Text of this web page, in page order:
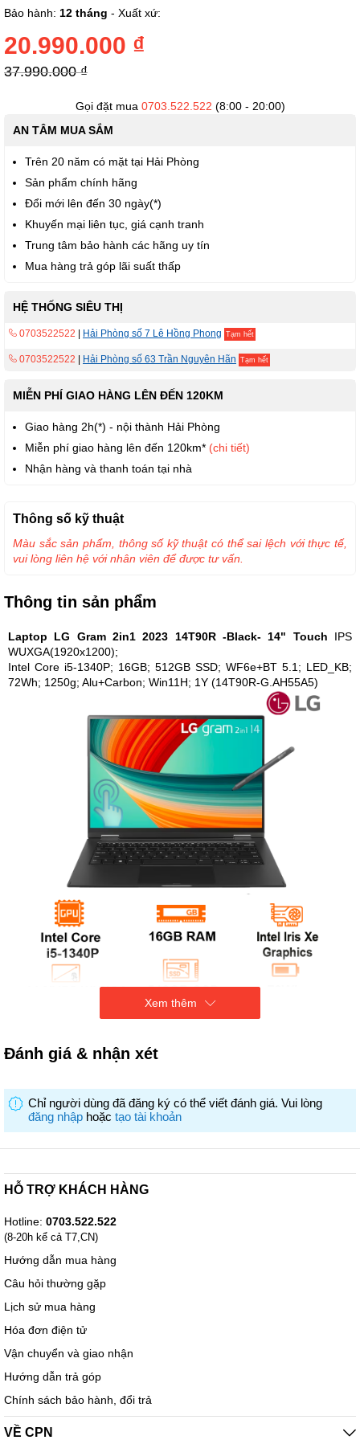
phần
của
thư
viện
Bảo hành: 12 tháng - Xuất xứ:
20.990.000 ₫
37.990.000 ₫
Gọi đặt mua 0703.522.522 (8:00 - 20:00)
AN TÂM MUA SẮM
Trên 20 năm có mặt tại Hải Phòng
Sản phẩm chính hãng
Đổi mới lên đến 30 ngày(*)
Khuyến mại liên tục, giá cạnh tranh
Trung tâm bảo hành các hãng uy tín
Mua hàng trả góp lãi suất thấp
HỆ THỐNG SIÊU THỊ
0703522522 Hải Phòng số 7 Lê Hồng Phong Tạm hết
0703522522 Hải Phòng số 63 Trần Nguyên Hãn Tạm hết
MIỄN PHÍ GIAO HÀNG LÊN ĐẾN 120KM
Giao hàng 2h(*) - nội thành Hải Phòng
Miễn phí giao hàng lên đến 120km* (chi tiết)
Nhận hàng và thanh toán tại nhà
Thông tin sản phẩm
Laptop LG Gram 2in1 2023 14T90R -Black- 14" Touch IPS
WUXGA(1920x1200);
Intel Core i5-1340P; 16GB; 512GB SSD; WF6e+BT 5.1; LED_KB;
72Wh; 1250g; Alu+Carbon; Win11H; 1Y (14T90R-G.AH55A5)
*Hình ảnh và tính năng sản phẩm hiển thị ở trên được minh
họa bằng sản phẩm đại diện và có thể khác một phần so với
Màu đen
*Hình ảnh và tính năng sản phẩm hiển thị ở trên được minh
ứng dụng thực tế.
BẢN LỀ 360 ĐỘ,
GẬP LINH HOẠT
LG gram 2in1 có thể thay đổi góc độ trình chiếu nhờ bản lề
*Hình ảnh và tính năng sản phẩm hiển thị ở trên được minh
ứng dụng thực tế.
Màn hình cảm ứng 360˚
LG gram 2in1 có thể điều chỉnh nhiều góc độ trình chiếu khách
nhau bằng cách lật bản lề 360 độ.Chuyển từ mát tính xách tay
Xem thêm
Thông số kỹ thuật
Màu sắc sản phẩm, thông số kỹ thuật có thể sai lệch với thực tế,
vui lòng liên hệ với nhân viên để được tư vấn.
Đánh giá & nhận xét
Chỉ người dùng đã đăng ký có thể viết đánh giá. Vui lòng
đăng nhập hoặc tạo tài khoản
HỖ TRỢ KHÁCH HÀNG
Hotline: 0703.522.522
(8-20h kể cả T7,CN)
Hướng dẫn mua hàng
Câu hỏi thường gặp
Lịch sử mua hàng
Hóa đơn điện tử
Vận chuyển và giao nhận
Hướng dẫn trả góp
Chính sách bảo hành, đổi trả
VỀ CPN